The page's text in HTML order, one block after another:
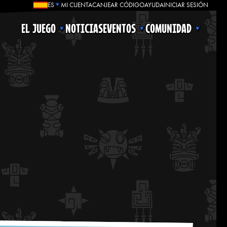
MI CUENTACANJEAR CÓDIGOAYUDAINICIAR SESIÓN
ES
EL JUEGO NOTICIASEVENTOS COMUNIDAD